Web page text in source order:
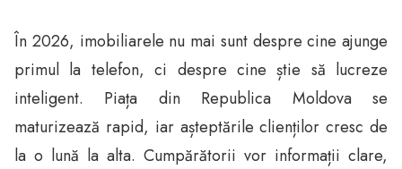
În 2026, imobiliarele nu mai sunt despre cine ajunge
primul la telefon, ci despre cine știe să lucreze
inteligent. Piața din Republica Moldova se
maturizează rapid, iar așteptările clienților cresc de
la o lună la alta. Cumpărătorii vor informații clare,